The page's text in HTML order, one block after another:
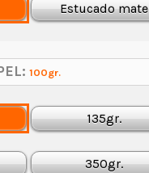
Estucado mate
100gr.
135gr.
350gr.